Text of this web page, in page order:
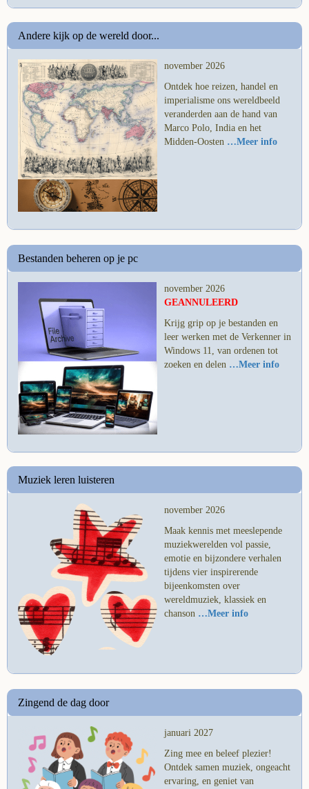
Andere kijk op de wereld door...
november 2026
Ontdek hoe reizen, handel en
imperialisme ons wereldbeeld
veranderden aan de hand van
Marco Polo, India en het
Midden-Oosten …Meer info
Bestanden beheren op je pc
november 2026
GEANNULEERD
Krijg grip op je bestanden en
leer werken met de Verkenner in
Windows 11, van ordenen tot
zoeken en delen …Meer info
Muziek leren luisteren
november 2026
Maak kennis met meeslepende
muziekwerelden vol passie,
emotie en bijzondere verhalen
tijdens vier inspirerende
bijeenkomsten over
wereldmuziek, klassiek en
chanson …Meer info
Zingend de dag door
januari 2027
Zing mee en beleef plezier!
Ontdek samen muziek, ongeacht
ervaring, en geniet van